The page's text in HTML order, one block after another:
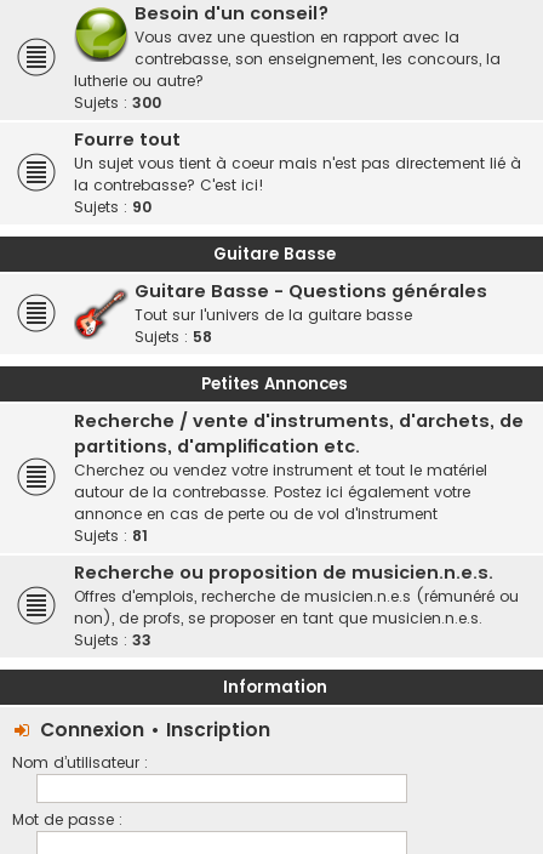
Besoin d'un conseil?
Vous avez une question en rapport avec la
contrebasse, son enseignement, les concours, la
lutherie ou autre?
Sujets : 300
Fourre tout
Un sujet vous tient à coeur mais n'est pas directement lié à
la contrebasse? C'est ici!
Sujets : 90
Guitare Basse
Guitare Basse - Questions générales
Tout sur l'univers de la guitare basse
Sujets : 58
Petites Annonces
Recherche / vente d'instruments, d'archets, de
partitions, d'amplification etc.
Cherchez ou vendez votre instrument et tout le matériel
autour de la contrebasse. Postez ici également votre
annonce en cas de perte ou de vol d'instrument
Sujets : 81
Recherche ou proposition de musicien.n.e.s.
Offres d'emplois, recherche de musicien.n.e.s (rémunéré ou
non), de profs, se proposer en tant que musicien.n.e.s.
Sujets : 33
Information
Connexion • Inscription
Nom d’utilisateur :
Mot de passe :